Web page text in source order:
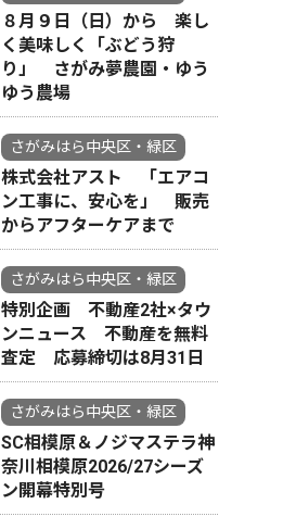
８月９日（日）から 楽し
く美味しく「ぶどう狩
り」 さがみ夢農園・ゆう
ゆう農場
さがみはら中央区・緑区
株式会社アスト 「エアコ
ン工事に、安心を」 販売
からアフターケアまで
さがみはら中央区・緑区
特別企画 不動産2社×タウ
ンニュース 不動産を無料
査定 応募締切は8月31日
さがみはら中央区・緑区
SC相模原＆ノジマステラ神
奈川相模原2026/27シーズ
ン開幕特別号